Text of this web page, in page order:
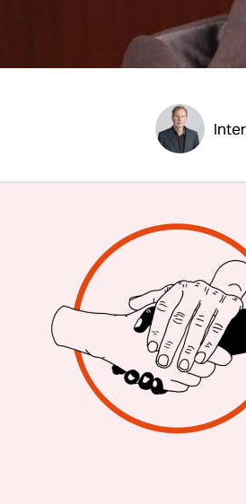
genossenschaft
taz: Sie
gegen
Herta
Verträge